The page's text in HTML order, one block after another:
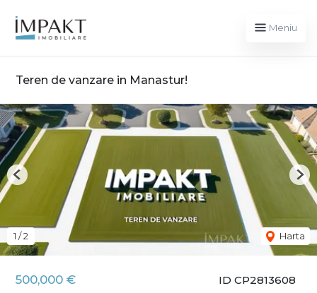
Meniu
Teren de vanzare in Manastur!
ID CP2813608
500,000 €
1 /2 Harta
Previous